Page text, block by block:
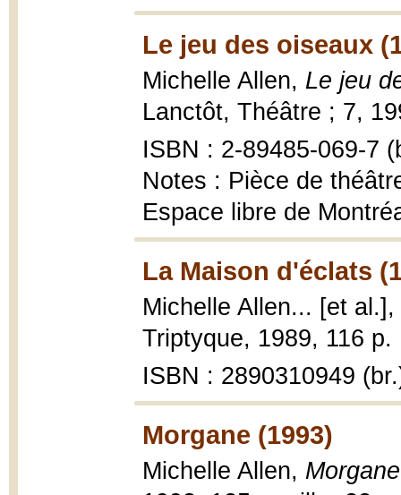
Le jeu des oiseaux
Michelle Allen, Le jeu
Lanctôt, Théâtre ; 7,
ISBN : 2-89485-069-7
Notes : Pièce de
Espace libre de
La Maison d'éclats
Michelle Allen... [et al.],
Triptyque, 1989, 116 p.
ISBN : 2890310949
Morgane (1993)
Michelle Allen,